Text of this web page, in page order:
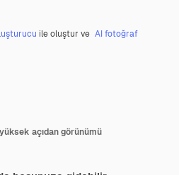
ile oluştur ve AI fotoğraf
açıdan görünümü